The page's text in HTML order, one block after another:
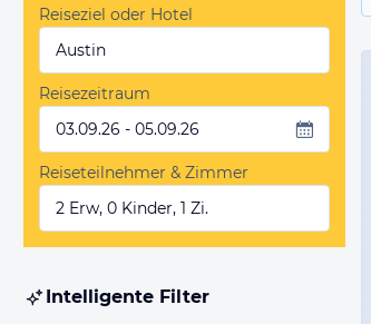
Reiseziel oder Hotel
Austin
Reisezeitraum
03.09.26 - 05.09.26
Reiseteilnehmer & Zimmer
2 Erw, 0 Kinder, 1 Zi.
Intelligente Filter